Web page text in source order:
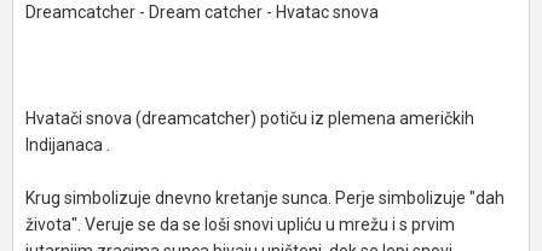
Dreamcatcher - Dream catcher - Hvatac snova
Hvatači snova (dreamcatcher) potiču iz plemena američkih
Indijanaca .
Krug simbolizuje dnevno kretanje sunca. Perje simbolizuje "dah
života". Veruje se da se loši snovi upliću u mrežu i s prvim